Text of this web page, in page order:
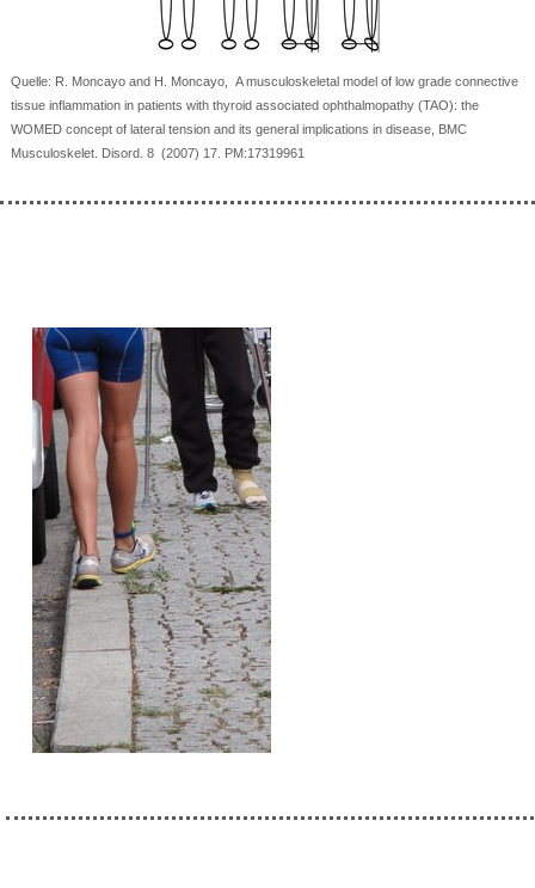
Quelle: R. Moncayo and H. Moncayo, A musculoskeletal model of low grade connective
tissue inflammation in patients with thyroid associated ophthalmopathy (TAO): the
WOMED concept of lateral tension and its general implications in disease, BMC
Musculoskelet. Disord. 8 (2007) 17. PM:17319961